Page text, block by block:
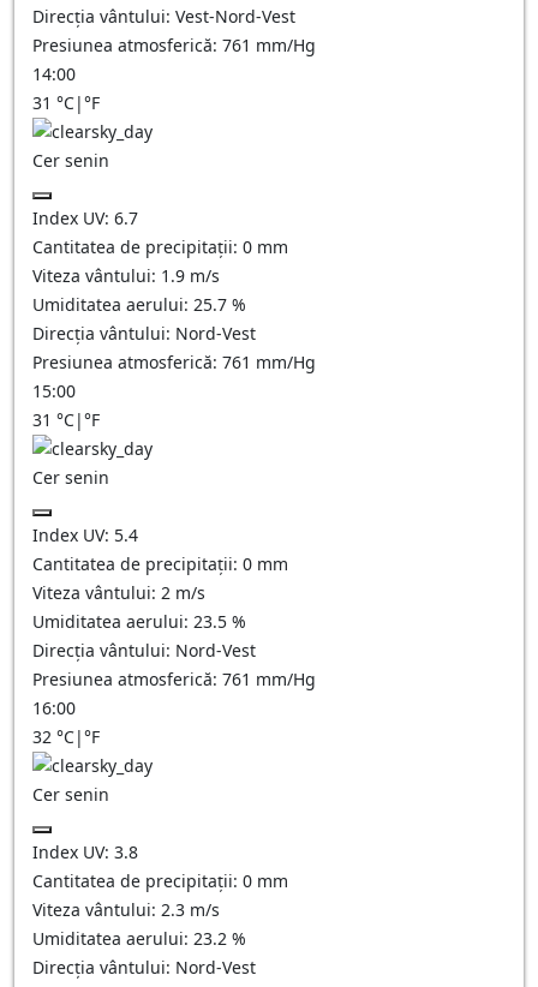
Direcția vântului: Vest-Nord-Vest
Presiunea atmosferică: 761 mm/Hg
14:00
31 °C|°F
Cer senin
Index UV: 6.7
Cantitatea de precipitații: 0 mm
Viteza vântului: 1.9 m/s
Umiditatea aerului: 25.7 %
Direcția vântului: Nord-Vest
Presiunea atmosferică: 761 mm/Hg
15:00
31 °C|°F
Cer senin
Index UV: 5.4
Cantitatea de precipitații: 0 mm
Viteza vântului: 2 m/s
Umiditatea aerului: 23.5 %
Direcția vântului: Nord-Vest
Presiunea atmosferică: 761 mm/Hg
16:00
32 °C|°F
Cer senin
Index UV: 3.8
Cantitatea de precipitații: 0 mm
Viteza vântului: 2.3 m/s
Umiditatea aerului: 23.2 %
Direcția vântului: Nord-Vest